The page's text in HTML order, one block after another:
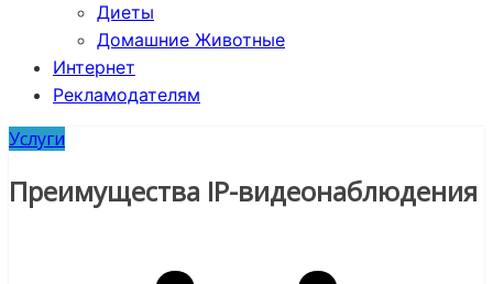
Диеты
Домашние Животные
Интернет
Рекламодателям
Услуги
Преимущества IP-видеонаблюдения